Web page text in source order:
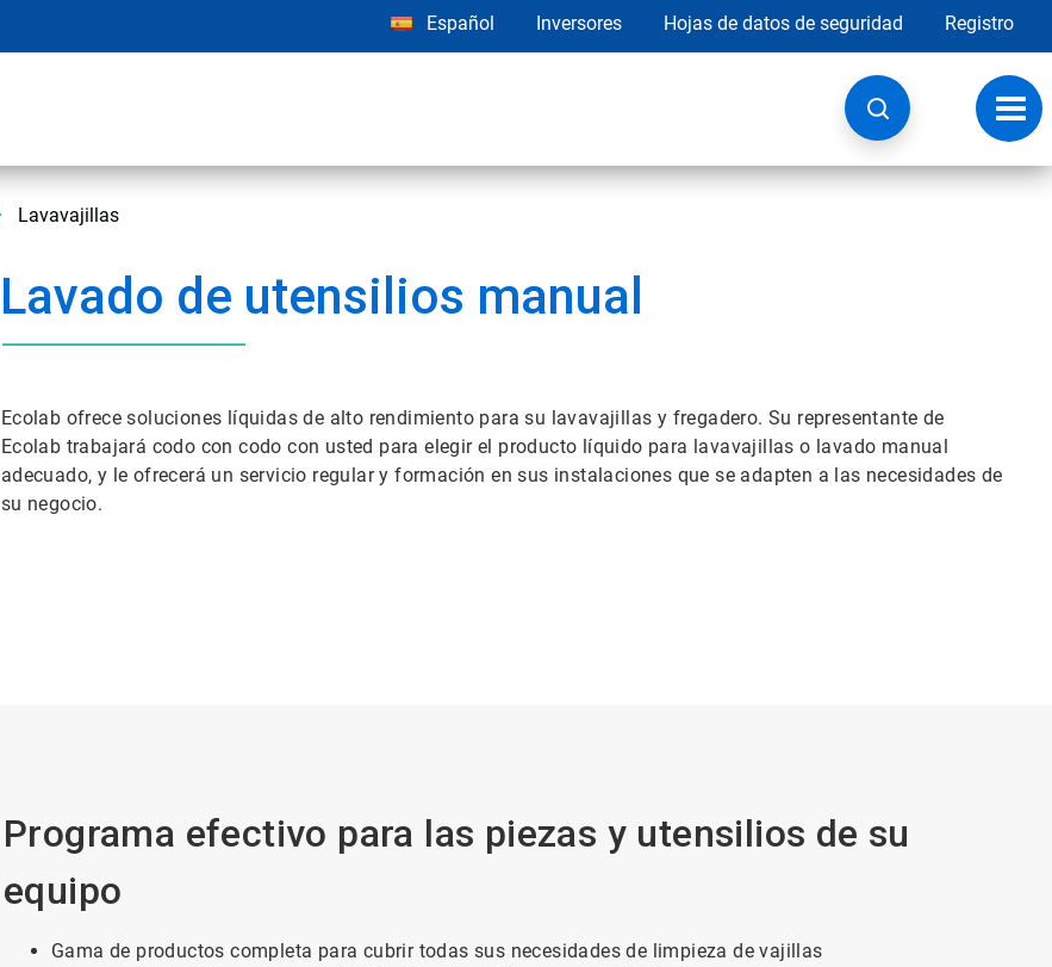
Español Inversores Hojas de datos de seguridad Registro
de
Lavavajillas
Lavado de utensilios manual
Ecolab ofrece soluciones líquidas de alto rendimiento para su lavavajillas y fregadero. Su representante de
Ecolab trabajará codo con codo con usted para elegir el producto líquido para lavavajillas o lavado manual
adecuado, y le ofrecerá un servicio regular y formación en sus instalaciones que se adapten a las necesidades de
su negocio.
Programa efectivo para las piezas y utensilios de su
equipo
Gama de productos completa para cubrir todas sus necesidades de limpieza de vajillas